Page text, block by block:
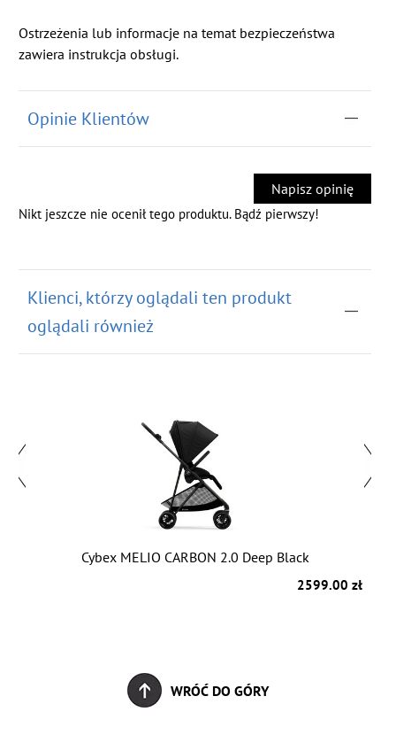
Ostrzeżenia lub informacje na temat bezpieczeństwa
zawiera instrukcja obsługi.
Opinie Klientów
Napisz opinię
Nikt jeszcze nie ocenił tego produktu. Bądź pierwszy!
Klienci, którzy oglądali ten produkt
oglądali również
Cybex MELIO CARBON 2.0 Deep Black
2599.00 zł
WRÓĆ DO GÓRY